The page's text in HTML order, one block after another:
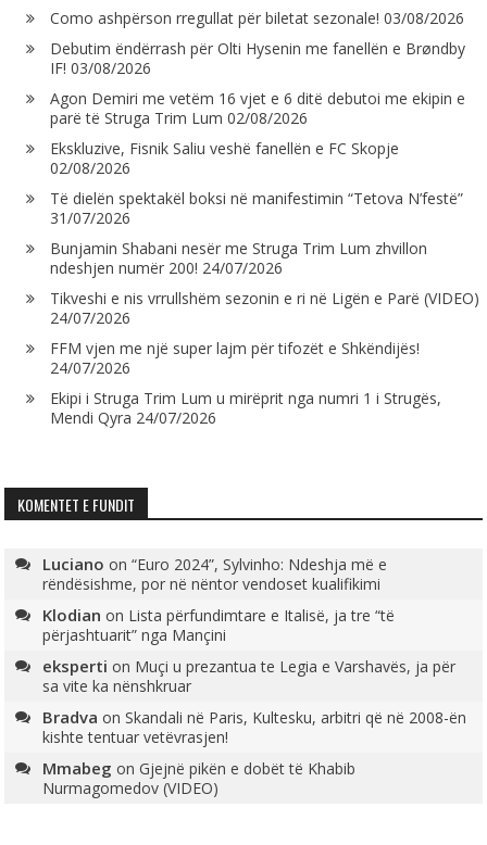
Como ashpërson rregullat për biletat sezonale! 03/08/2026
Debutim ëndërrash për Olti Hysenin me fanellën e Brøndby
IF! 03/08/2026
Agon Demiri me vetëm 16 vjet e 6 ditë debutoi me ekipin e
parë të Struga Trim Lum 02/08/2026
Ekskluzive, Fisnik Saliu veshë fanellën e FC Skopje
02/08/2026
Të dielën spektakël boksi në manifestimin “Tetova N’festë”
31/07/2026
Bunjamin Shabani nesër me Struga Trim Lum zhvillon
ndeshjen numër 200! 24/07/2026
Tikveshi e nis vrrullshëm sezonin e ri në Ligën e Parë (VIDEO)
24/07/2026
FFM vjen me një super lajm për tifozët e Shkëndijës!
24/07/2026
Ekipi i Struga Trim Lum u mirëprit nga numri 1 i Strugës,
Mendi Qyra 24/07/2026
KOMENTET E FUNDIT
Luciano on“Euro 2024”, Sylvinho: Ndeshja më e
rëndësishme, por në nëntor vendoset kualifikimi
Klodian on Lista përfundimtare e Italisë, ja tre “të
përjashtuarit” nga Mançini
eksperti on Muçi u prezantua te Legia e Varshavës, ja për
sa vite ka nënshkruar
Bradva onSkandali në Paris, Kultesku, arbitri që në 2008-ën
kishte tentuar vetëvrasjen!
Mmabeg onGjejnë pikën e dobët të Khabib
Nurmagomedov (VIDEO)